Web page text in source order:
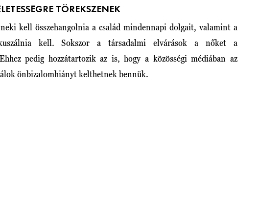
TÖREKSZENEK
kell összehangolnia a család mindennapi dolgait, valamint a
kell. Sokszor a társadalmi elvárások a nőket a
pedig hozzátartozik az is, hogy a közösségi médiában az
önbizalomhiányt kelthetnek bennük.